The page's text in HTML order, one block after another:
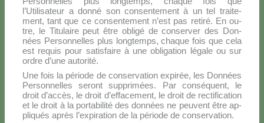
l’Utilisateur a don­né son con­sen­te­ment à un tel trai­te­
ment, tant que ce con­sen­te­ment n’est pas re­ti­ré. En ou­
tre, le Ti­tu­lai­re peut être obli­gé de con­ser­ver des Don­
nées Per­son­nel­les plus long­temps, cha­que fois que ce­la
est re­quis pour sa­ti­sfai­re à une obli­ga­tion lé­ga­le ou sur
or­dre d’u­ne au­to­ri­té.
Une fois la pé­rio­de de con­ser­va­tion ex­pi­rée, les Don­nées
Per­son­nel­les se­ront sup­pri­mées. Par con­sé­quent, le
droit d’ac­cès, le droit d’ef­fa­ce­ment, le droit de rec­ti­fi­ca­tion
et le droit à la por­ta­bi­li­té des don­nées ne peu­vent être ap­
pli­qués après l’ex­pi­ra­tion de la pé­rio­de de con­ser­va­tion.